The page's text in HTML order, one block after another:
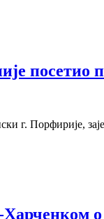
посетио
г. Порфирије,